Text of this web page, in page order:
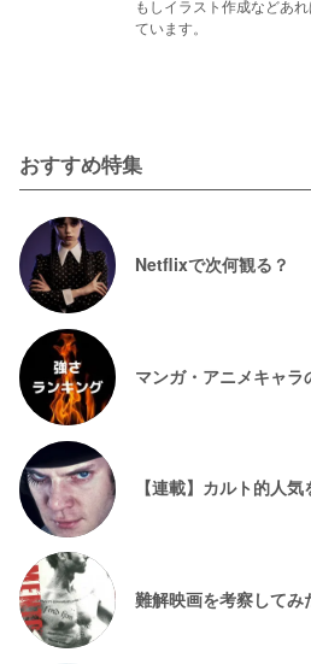
もしイラスト作成などあ
ています。
おすすめ特集
Netflixで次何観る？
マンガ・アニメキャ
【連載】カルト的人
難解映画を考察してみ